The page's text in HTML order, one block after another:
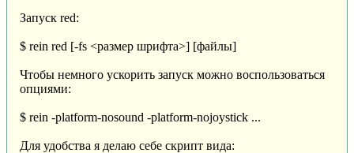
Запуск red:
$ rein red [-fs <размер шрифта>] [файлы]
Чтобы немного ускорить запуск можно воспользоваться
опциями:
$ rein -platform-nosound -platform-nojoystick ...
Для удобства я делаю себе скрипт вида: